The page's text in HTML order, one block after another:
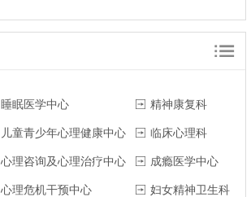
睡眠医学中心 精神康复科
儿童青少年心理健康中心 临床心理科
心理咨询及心理治疗中心 成瘾医学中心
心理危机干预中心 妇女精神卫生科